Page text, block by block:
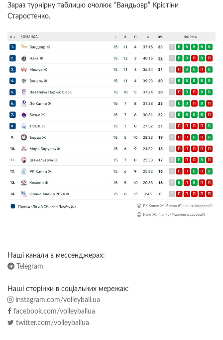
Зараз турнірну таблицю очолює “Вандьовр” Крістіни
Старостенко.
Наші канали в мессенджерах:
Telegram
Наші сторінки в соціальних мережах:
instagram.com/volleyball.ua
facebook.com/volleyballua
twitter.com/volleyballua